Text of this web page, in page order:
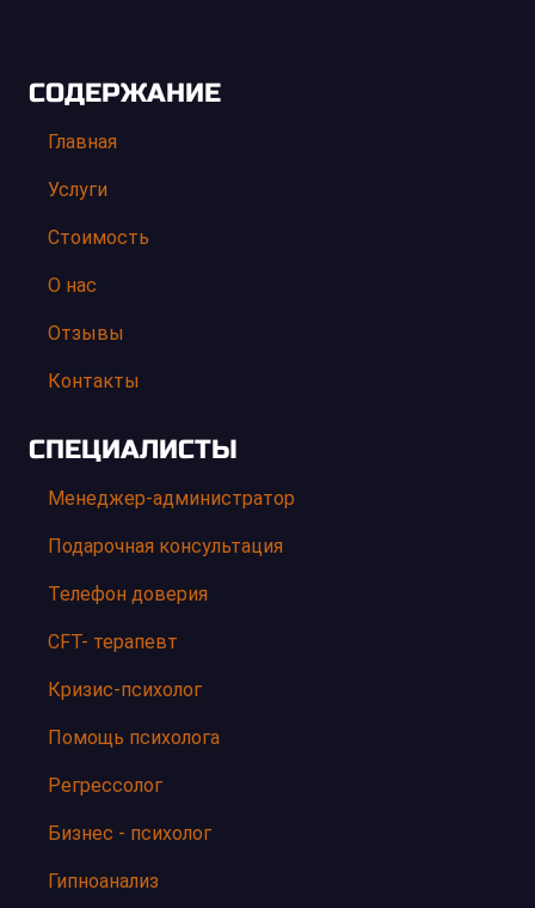
СОДЕРЖАНИЕ
Главная
Услуги
Стоимость
О нас
Отзывы
Контакты
СПЕЦИАЛИСТЫ
Менеджер-администратор
Подарочная консультация
Телефон доверия
CFT- терапевт
Кризис-психолог
Помощь психолога
Регрессолог
Бизнес - психолог
Гипноанализ